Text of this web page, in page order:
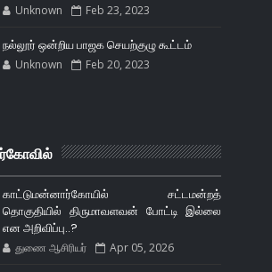
Unknown Feb 23, 2023
நல்லூர் ஒன்றிய பாஜக செயற்குழு கூட்டம்
Unknown Feb 20, 2023
காட்டுமன்னார்கோயில் சட்டமன்றத்
தொகுதியில் திருமாவளவன் போட்டி இல்லை
என அறிவிப்பு..?
துணை ஆசிரியர் Apr 05, 2026